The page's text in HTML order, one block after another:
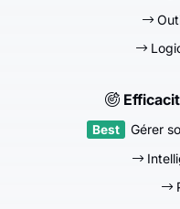
Gérer